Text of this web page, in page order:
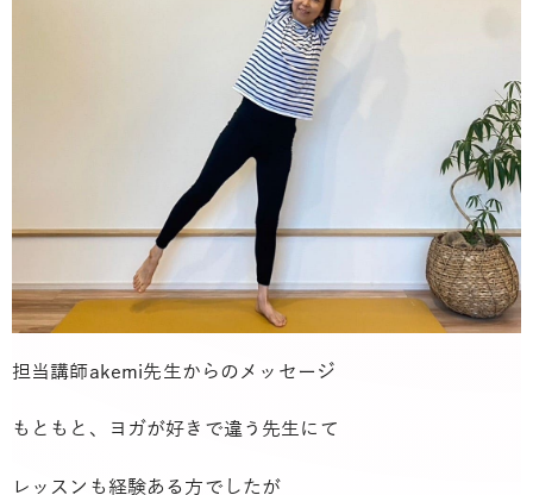
担当講師akemi先生からのメッセージ
もともと、ヨガが好きで違う先生にて
レッスンも経験ある方でしたが